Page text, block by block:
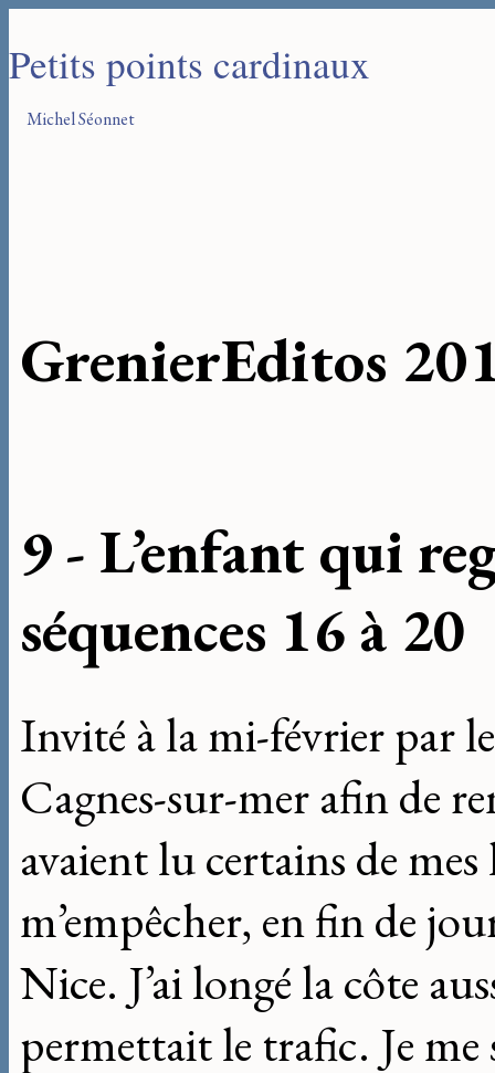
Petits points cardinaux
Michel Séonnet
GrenierEditos
9 - L’enfant qui
séquences 16 à 20
Invité à la mi-février par
Cagnes-sur-mer afin de
avaient lu certains de mes
m’empêcher, en fin de
Nice. J’ai longé la côte
permettait le trafic. Je me